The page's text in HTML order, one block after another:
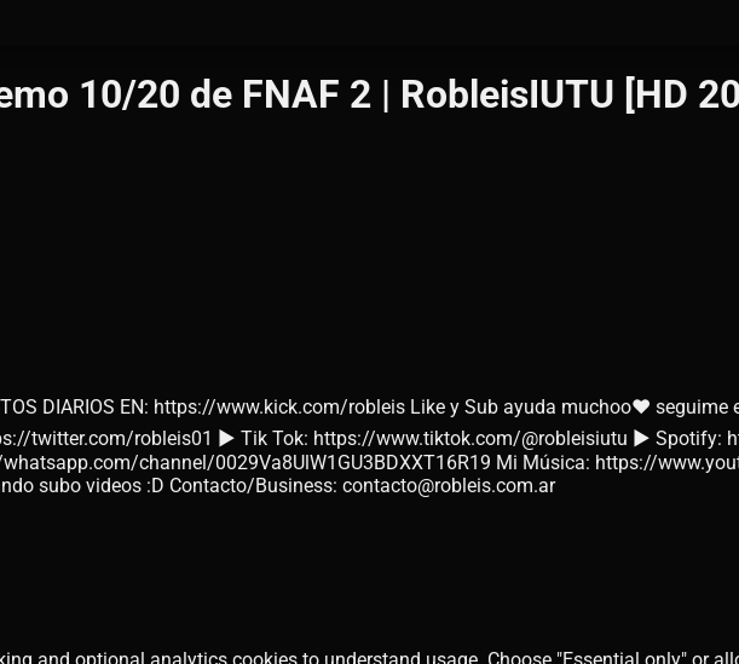
10/20 de FNAF 2 | RobleisIUTU [HD
DIARIOS EN: https://www.kick.com/robleis Like y Sub ayuda muchoo♥ seguime
twitter.com/robleis01 ► Tik Tok: https://www.tiktok.com/@robleisiutu ► Spotify:
channel/0029Va8UlW1GU3BDXXT16R19 Mi Música: https://
subo videos :D Contacto/Business: contacto@robleis.com.ar